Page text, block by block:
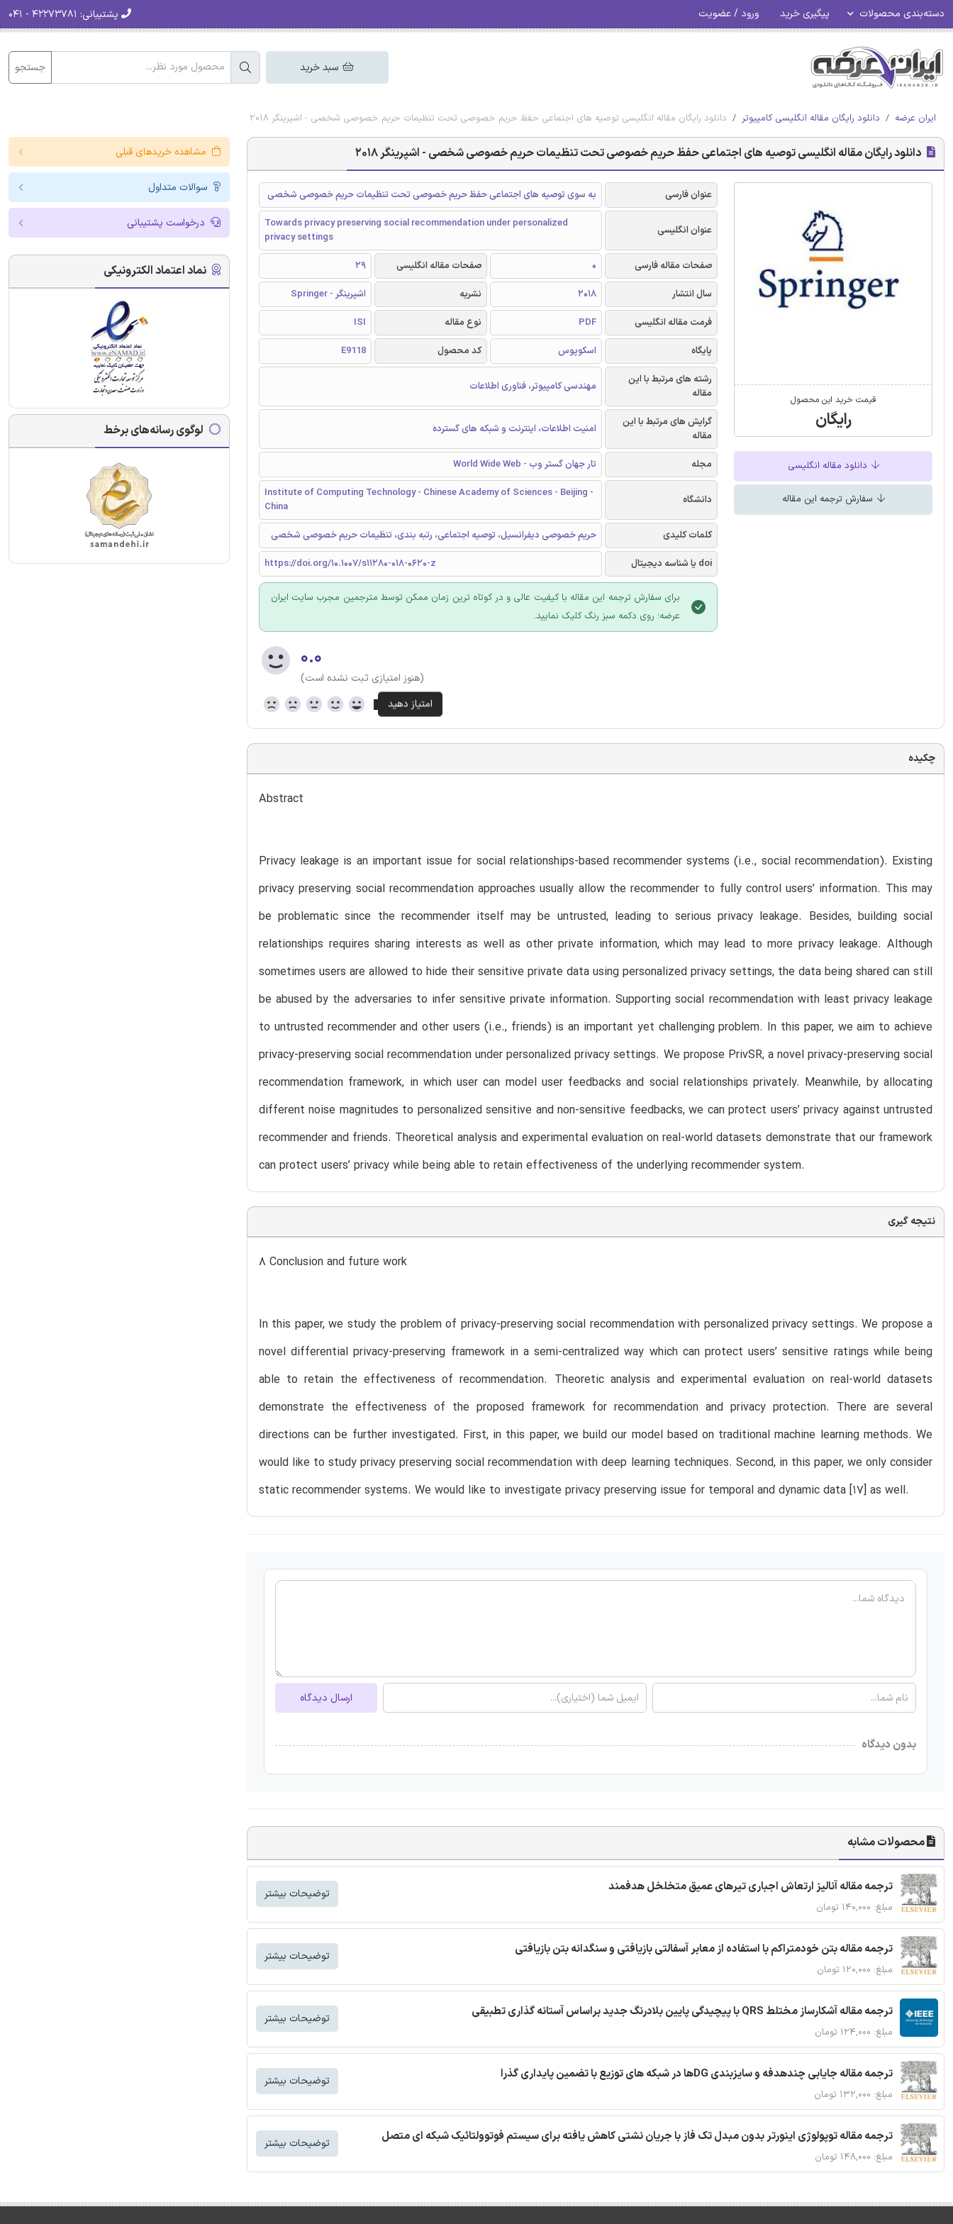
دسته‌بندی محصولات پیگیری خرید ورود / عضویت پشتیبانی:
سبد خرید جستجو
ایران عرضه دانلود رایگان مقاله انگلیسی کامپیوتر دانلود رایگان مقاله انگلیسی توصیه های اجتماعی حفظ حریم خصوصی تحت تنظیمات حریم خصوصی شخصی - اشپرینگر 2018
دانلود رایگان مقاله انگلیسی توصیه های اجتماعی حفظ حریم خصوصی تحت تنظیمات حریم خصوصی شخصی - اشپرینگر 2018
قیمت خرید این محصول
رایگان
دانلود مقاله انگلیسی
سفارش ترجمه این مقاله
عنوان فارسی به سوی توصیه های اجتماعی حفظ حریم خصوصی تحت تنظیمات حریم خصوصی شخصی
عنوان انگلیسی
Towards privacy preserving social recommendation under personalized
privacy settings
صفحات مقاله فارسی
0 صفحات مقاله انگلیسی
29
سال انتشار
2018 نشریه
اشپرینگر - Springer
فرمت مقاله انگلیسی
PDF نوع مقاله
ISI
پایگاه
اسکوپوس کد محصول
E9118
رشته های مرتبط با این
مقاله
مهندسی کامپیوتر، فناوری اطلاعات
گرایش های مرتبط با این
مقاله
امنیت اطلاعات، اینترنت و شبکه های گسترده
مجله تار جهان گستر وب - World Wide Web
دانشگاه
Institute of Computing Technology - Chinese Academy of Sciences - Beijing -
China
کلمات کلیدی
حریم خصوصی دیفرانسیل، توصیه اجتماعی، رتبه بندی، تنظیمات حریم خصوصی شخصی
doi یا شناسه دیجیتال
https://doi.org/10.1007/s11280-018-0620-z
برای سفارش ترجمه این مقاله با کیفیت عالی و در کوتاه ترین زمان ممکن توسط مترجمین مجرب سایت ایران
عرضه؛ روی دکمه سبز رنگ کلیک نمایید.
۰.۰
(هنوز امتیازی ثبت نشده است)
چکیده
Abstract
Privacy leakage is an important issue for social relationships-based recommender systems (i.e., social recommendation). Existing
privacy preserving social recommendation approaches usually allow the recommender to fully control users’ information. This may
be problematic since the recommender itself may be untrusted, leading to serious privacy leakage. Besides, building social
relationships requires sharing interests as well as other private information, which may lead to more privacy leakage. Although
sometimes users are allowed to hide their sensitive private data using personalized privacy settings, the data being shared can still
be abused by the adversaries to infer sensitive private information. Supporting social recommendation with least privacy leakage
to untrusted recommender and other users (i.e., friends) is an important yet challenging problem. In this paper, we aim to achieve
privacy-preserving social recommendation under personalized privacy settings. We propose PrivSR, a novel privacy-preserving social
recommendation framework, in which user can model user feedbacks and social relationships privately. Meanwhile, by allocating
different noise magnitudes to personalized sensitive and non-sensitive feedbacks, we can protect users’ privacy against untrusted
recommender and friends. Theoretical analysis and experimental evaluation on real-world datasets demonstrate that our framework
can protect users’ privacy while being able to retain effectiveness of the underlying recommender system.
نتیجه گیری
8 Conclusion and future work
In this paper, we study the problem of privacy-preserving social recommendation with personalized privacy settings. We propose a
novel differential privacy-preserving framework in a semi-centralized way which can protect users’ sensitive ratings while being
able to retain the effectiveness of recommendation. Theoretic analysis and experimental evaluation on real-world datasets
demonstrate the effectiveness of the proposed framework for recommendation and privacy protection. There are several
directions can be further investigated. First, in this paper, we build our model based on traditional machine learning methods. We
would like to study privacy preserving social recommendation with deep learning techniques. Second, in this paper, we only consider
static recommender systems. We would like to investigate privacy preserving issue for temporal and dynamic data [17] as well.
ارسال دیدگاه
بدون دیدگاه
محصولات مشابه
ترجمه مقاله آنالیز ارتعاش اجباری تیرهای عمیق متخلخل هدفمند
مبلغ: ۱۴۰,۰۰۰ تومان
توضیحات بیشتر
ترجمه مقاله بتن خودمتراکم با استفاده از معابر آسفالتی بازیافتی و سنگدانه بتن بازیافتی
مبلغ: ۱۲۰,۰۰۰ تومان
توضیحات بیشتر
ترجمه مقاله آشکارساز مختلط QRS با پیچیدگی پایین بلادرنگ جدید براساس آستانه گذاری تطبیقی
مبلغ: ۱۲۴,۰۰۰ تومان
توضیحات بیشتر
ترجمه مقاله جایابی چندهدفه و سایزبندی DGها در شبکه های توزیع با تضمین پایداری گذرا
مبلغ: ۱۳۲,۰۰۰ تومان
توضیحات بیشتر
ترجمه مقاله توپولوژی اینورتر بدون مبدل تک فاز با جریان نشتی کاهش یافته برای سیستم فوتوولتائیک شبکه ای متصل
مبلغ: ۱۴۸,۰۰۰ تومان
توضیحات بیشتر
مشاهده خریدهای قبلی
سوالات متداول
درخواست پشتیبانی
نماد اعتماد الکترونیکی
لوگوی رسانه‌های برخط